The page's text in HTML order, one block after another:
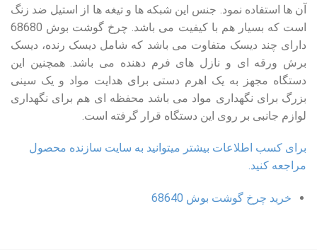
آن ها استفاده نمود. جنس این شبکه ها و تیغه ها از استیل ضد زنگ
است که بسیار هم با کیفیت می باشد. چرخ گوشت بوش 68680
دارای چند دیسک متفاوت می باشد که شامل دیسک رنده، دیسک
برش ورقه ای و نازل های فرم دهنده می باشد. همچنین این
دستگاه مجهز به یک اهرم دستی برای هدایت مواد و یک سینی
بزرگ برای نگهداری مواد می باشد محفظه ای هم برای نگهداری
لوازم جانبی بر روی این دستگاه قرار گرفته است.
برای کسب اطلاعات بیشتر میتوانید به سایت سازنده محصول
مراجعه کنید.
خرید چرخ گوشت بوش 68640